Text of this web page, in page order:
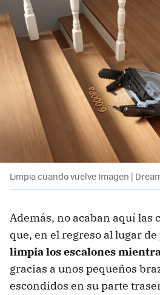
Limpia cuando vuelve Imagen |
Además, no acaban aquí las
que, en el regreso al lugar
limpia los escalones
gracias a unos pequeños
escondidos en su parte